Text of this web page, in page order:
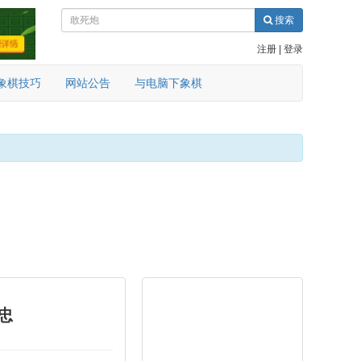
搜索
注册 登录
棋技巧 网站公告 与电脑下象棋